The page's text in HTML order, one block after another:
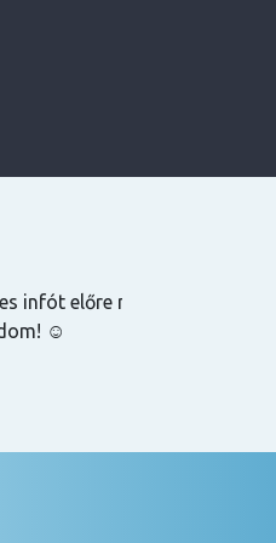
infót előre megkaptam,
☺️